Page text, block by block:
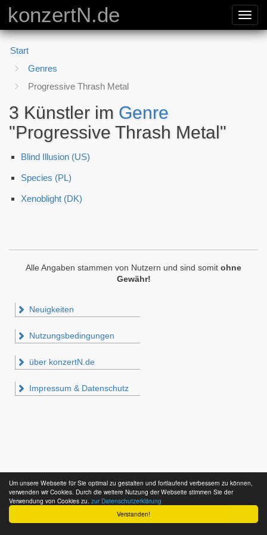
Verstanden!
Um unsere Webseite für Sie optimal zu gestalten und fortlaufend verbessern zu können,
verwenden wir Cookies. Durch die weitere Nutzung der Webseite stimmen Sie der
Verwendung von Cookies zu. zur Datenschutzerklärung
konzertN.de
Start
Genres
Progressive Thrash Metal
3 Künstler im Genre
"Progressive Thrash Metal"
Blind Illusion (US)
Species (PL)
Xenoblight (DK)
Alle Angaben stammen von Nutzern und sind somit ohne
Gewähr!
Neuigkeiten
Nutzungsbedingungen
über konzertN.de
Impressum & Datenschutz